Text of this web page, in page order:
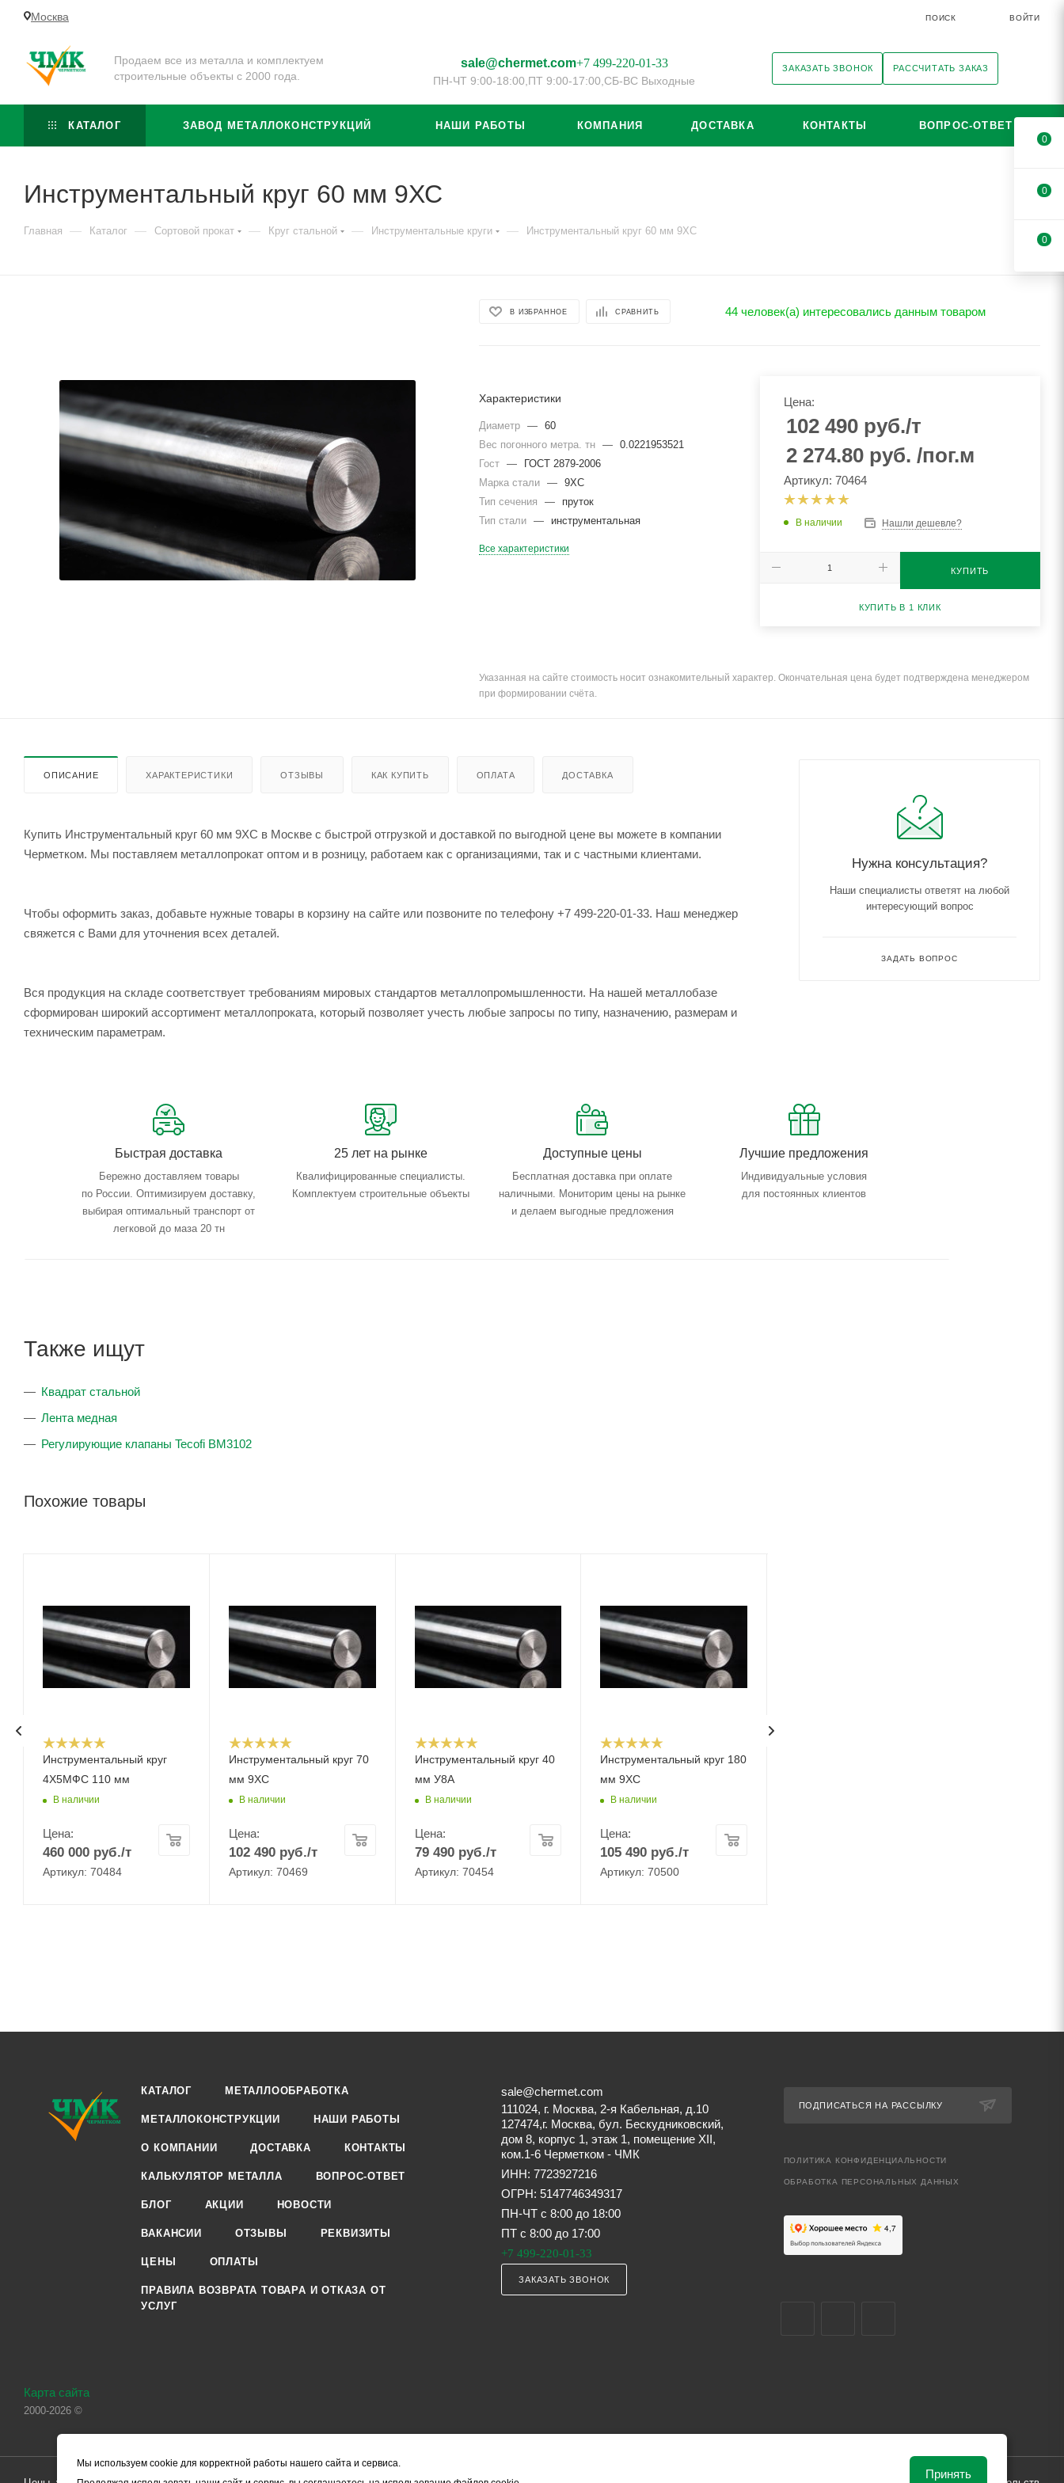
Москва ПОИСК ВОЙТИ
Продаем все из металла и комплектуем
строительные объекты с 2000 года.
sale@chermet.com+7 499-220-01-33
ПН-ЧТ 9:00-18:00, ПТ 9:00-17:00, СБ-ВС Выходные
ЗАКАЗАТЬ ЗВОНОК РАССЧИТАТЬ ЗАКАЗ
КАТАЛОГ ЗАВОД МЕТАЛЛОКОНСТРУКЦИЙ НАШИ РАБОТЫ КОМПАНИЯ ДОСТАВКА КОНТАКТЫ ВОПРОС-ОТВЕТ
Инструментальный круг 60 мм 9ХС
Главная — Каталог — Сортовой прокат — Круг стальной — Инструментальные круги — Инструментальный круг 60 мм 9ХС
В ИЗБРАННОЕ СРАВНИТЬ 44 человек(а) интересовались данным товаром
Характеристики
Диаметр —
60
Вес погонного метра. тн
—
0.0221953521
Гост
—
ГОСТ 2879-2006
Марка стали
—
9ХС
Тип сечения
—
пруток
Тип стали
— инструментальная
Все характеристики
Цена:
102 490руб./т
2 274.80 руб. /пог.м
Артикул: 70464
В наличии Нашли дешевле?
КУПИТЬ
КУПИТЬ В 1 КЛИК
Указанная на сайте стоимость носит ознакомительный характер. Окончательная цена будет подтверждена менеджером
при формировании счёта.
ОПИСАНИЕ ХАРАКТЕРИСТИКИ ОТЗЫВЫ КАК КУПИТЬ ОПЛАТА ДОСТАВКА
Купить Инструментальный круг 60 мм 9ХС в Москве с быстрой отгрузкой и доставкой по выгодной цене вы можете в компании
Черметком. Мы поставляем металлопрокат оптом и в розницу, работаем как с организациями, так и с частными клиентами.
Чтобы оформить заказ, добавьте нужные товары в корзину на сайте или позвоните по телефону +7 499-220-01-33. Наш менеджер
свяжется с Вами для уточнения всех деталей.
Вся продукция на складе соответствует требованиям мировых стандартов металлопромышленности. На нашей металлобазе
сформирован широкий ассортимент металлопроката, который позволяет учесть любые запросы по типу, назначению, размерам и
техническим параметрам.
Быстрая доставка
Бережно доставляем товары
по России. Оптимизируем доставку,
выбирая оптимальный транспорт от
легковой до маза 20 тн
25 лет на рынке
Квалифицированные специалисты.
Комплектуем строительные объекты
Доступные цены
Бесплатная доставка при оплате
наличными. Мониторим цены на рынке
и делаем выгодные предложения
Лучшие предложения
Индивидуальные условия
для постоянных клиентов
Также ищут
Квадрат стальной
Лента медная
Регулирующие клапаны Tecofi BM3102
Похожие товары
Инструментальный круг
4Х5МФС 110 мм
В наличии
Цена:
460 000 руб./т
Артикул: 70484
Инструментальный круг 70
мм 9ХС
В наличии
Цена:
102 490руб./т
Артикул: 70469
Инструментальный круг 40
мм У8А
В наличии
Цена:
79 490руб./т
Артикул: 70454
Инструментальный круг 180
мм 9ХС
В наличии
Цена:
105 490 руб./т
Артикул: 70500
Нужна консультация?
Наши специалисты ответят на любой
интересующий вопрос
ЗАДАТЬ ВОПРОС
КАТАЛОГ МЕТАЛЛООБРАБОТКА
МЕТАЛЛОКОНСТРУКЦИИ НАШИ РАБОТЫ
О КОМПАНИИ ДОСТАВКА КОНТАКТЫ
КАЛЬКУЛЯТОР МЕТАЛЛА ВОПРОС-ОТВЕТ
БЛОГ АКЦИИ НОВОСТИ
ВАКАНСИИ ОТЗЫВЫ РЕКВИЗИТЫ
ЦЕНЫ ОПЛАТЫ
ПРАВИЛА ВОЗВРАТА ТОВАРА И ОТКАЗА ОТ
УСЛУГ
sale@chermet.com
111024, г. Москва, 2-я Кабельная, д.10
127474,г. Москва, бул. Бескудниковский,
дом 8, корпус 1, этаж 1, помещение XII,
ком.1-6 Черметком - ЧМК
ИНН: 7723927216
ОГРН: 5147746349317
ПН-ЧТ с 8:00 до 18:00
ПТ с 8:00 до 17:00
+7 499-220-01-33
ЗАКАЗАТЬ ЗВОНОК
ПОДПИСАТЬСЯ НА РАССЫЛКУ
ПОЛИТИКА КОНФИДЕНЦИАЛЬНОСТИ
ОБРАБОТКА ПЕРСОНАЛЬНЫХ ДАННЫХ
Карта сайта
2000-2026 ©
0
0
0
Мы используем cookie для корректной работы нашего сайта и сервиса.
Принять